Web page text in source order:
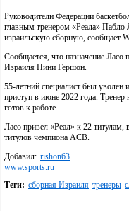
Руководители Федерации
главным тренером «Реала» Пабло
израильскую сборную, сообщает
Сообщается, что назначение Ласо
Израиля Пини Гершон.
55-летний специалист был уволен
приступ в июне 2022 года. Тренер
готов к работе.
Ласо привел «Реал» к 22 титулам,
титулов чемпиона ACB.
Добавил: rishon63
www.sports.ru
Теги: сборная Израиля тренеры